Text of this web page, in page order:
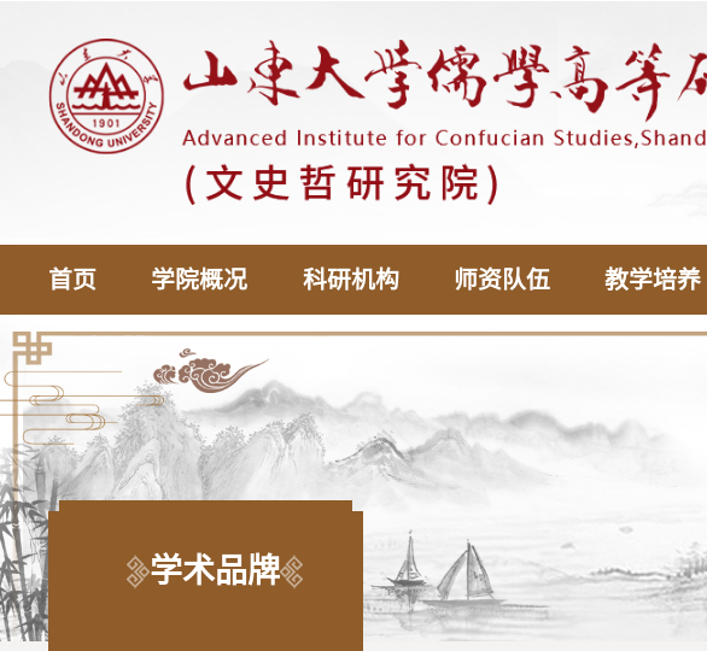
首页 学院概况 科研机构 师资队伍 教学培养
学术品牌